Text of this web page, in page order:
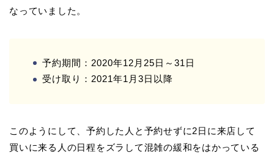
なっていました。
予約期間：2020年12月25日～31日
受け取り：2021年1月3日以降
このようにして、予約した人と予約せずに2日に来店して
買いに来る人の日程をズラして混雑の緩和をはかっている